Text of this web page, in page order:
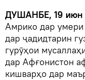
ДУШАНБЕ, 19 июн
Амрико дар умeри
дар ҷадидтарин
гурӯҳои
дар Афғонистон
кишварҳо дар